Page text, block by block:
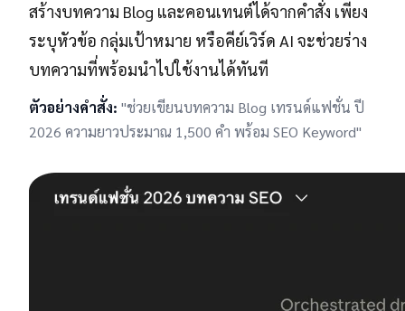
สร้างบทความ Blog และคอนเทนต์ได้จากคำสั่ง เพียง
ระบุหัวข้อ กลุ่มเป้าหมาย หรือคีย์เวิร์ด AI จะช่วยร่าง
บทความที่พร้อมนำไปใช้งานได้ทันที
ตัวอย่างคำสั่ง: "ช่วยเขียนบทความ Blog เทรนด์แฟชั่น ปี
2026 ความยาวประมาณ 1,500 คำ พร้อม SEO Keyword"